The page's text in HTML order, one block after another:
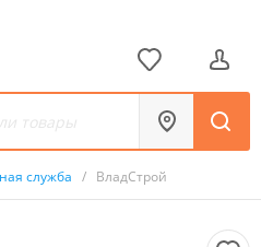
служба / ВладСтрой